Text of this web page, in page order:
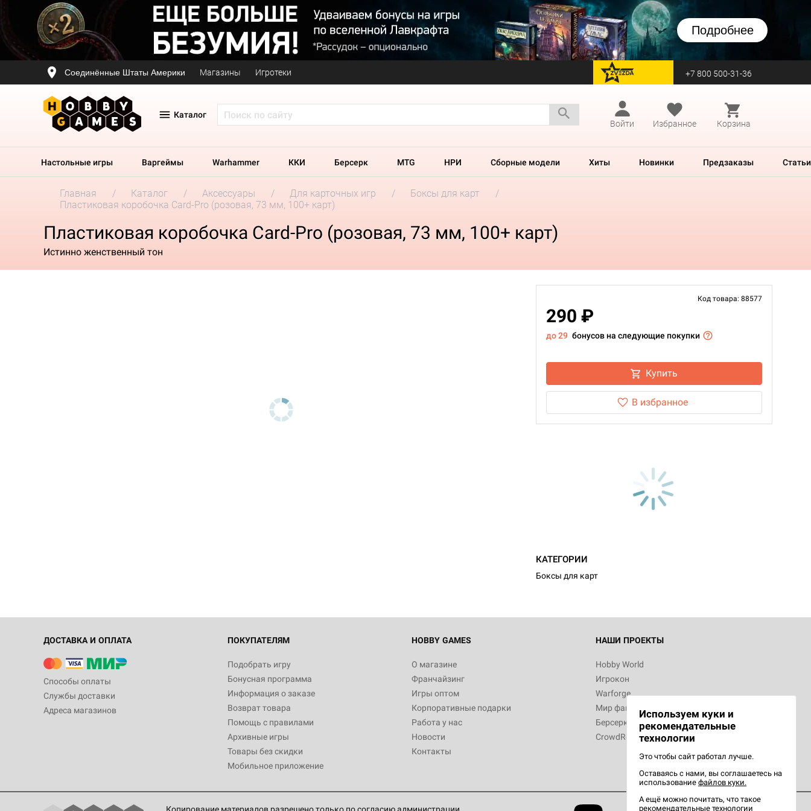
Подробнее
Соединённые Штаты Америки Магазины Игротеки перейти на Zvezda +7 800 500-31-36
Каталог
Войти
Избранное Корзина
Настольные игры Варгеймы Warhammer ККИ Берсерк MTG НРИ Сборные модели Хиты Новинки Предзаказы Статьи
Главная Каталог Аксессуары Для карточных игр
Боксы для карт
Пластиковая коробочка Card-Pro (розовая, 73 мм, 100+ карт)
Пластиковая коробочка Card-Pro (розовая, 73 мм, 100+ карт)
Истинно женственный тон
Код товара: 88577
290 ₽
до 29 бонусов на следующие покупки
Купить
В избранное
КАТЕГОРИИ
Боксы для карт
ДОСТАВКА И ОПЛАТА
Способы оплаты
Службы доставки
Адреса магазинов
ПОКУПАТЕЛЯМ
Подобрать игру
Бонусная программа
Информация о заказе
Возврат товара
Помощь с правилами
Архивные игры
Товары без скидки
Мобильное приложение
HOBBY GAMES
О магазине
Франчайзинг
Игры оптом
Корпоративные подарки
Работа у нас
Новости
Контакты
НАШИ ПРОЕКТЫ
Hobby World
Игрокон
Warforge
Мир фантастики
Берсерк
CrowdRepublic
Используем куки и
рекомендательные
технологии
Это чтобы сайт работал лучше.
Оставаясь с нами, вы соглашаетесь на
использование файлов куки.
А ещё можно почитать, что такое
рекомендательные технологии